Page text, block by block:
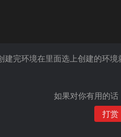
建完环境在里面选上创建的环
如果对你有用的
打赏